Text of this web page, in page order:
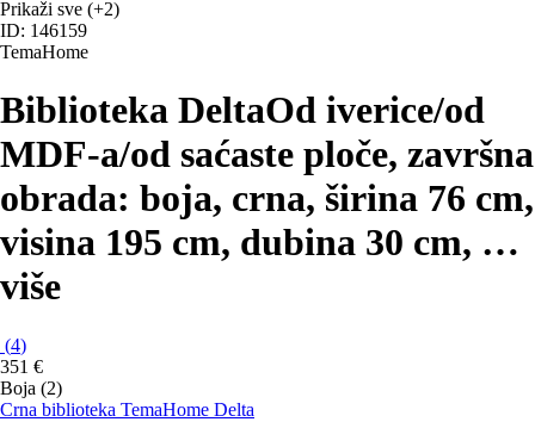
Prikaži sve (+2)
ID: 146159
TemaHome
Biblioteka DeltaOd iverice/od
MDF-a/od saćaste ploče, završna
obrada: boja, crna, širina 76 cm,
visina 195 cm, dubina 30 cm, …
više
(4)
351 €
Boja (2)
Crna biblioteka TemaHome Delta